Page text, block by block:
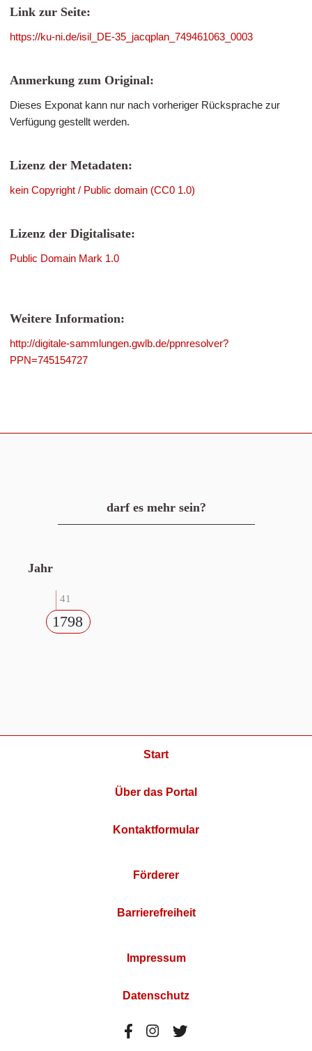
Link zur Seite:
https://ku-ni.de/isil_DE-35_jacqplan_749461063_0003
Anmerkung zum Original:
Dieses Exponat kann nur nach vorheriger Rücksprache zur
Verfügung gestellt werden.
Lizenz der Metadaten:
kein Copyright / Public domain (CC0 1.0)
Lizenz der Digitalisate:
Public Domain Mark 1.0
Weitere Information:
http://digitale-sammlungen.gwlb.de/ppnresolver?
PPN=745154727
darf es mehr sein?
Jahr
41
1798
Start
Über das Portal
Kontaktformular
Förderer
Barrierefreiheit
Impressum
Datenschutz